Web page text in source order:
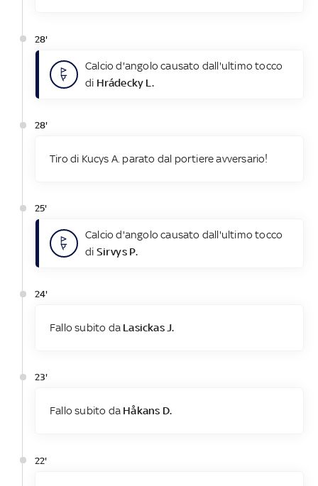
28'
Calcio d'angolo causato dall'ultimo tocco
di Hrádecky L.
28'
Tiro di Kucys A. parato dal portiere avversario!
25'
Calcio d'angolo causato dall'ultimo tocco
di Sirvys P.
24'
Fallo subito da Lasickas J.
23'
Fallo subito da Håkans D.
22'